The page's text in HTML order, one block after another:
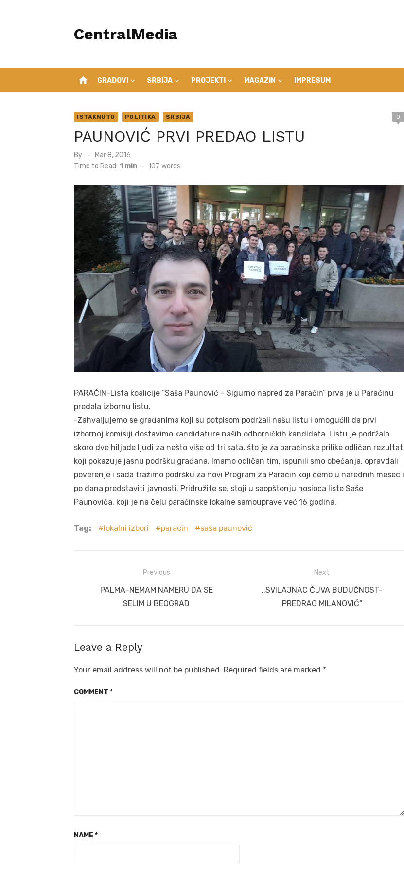
CentralMedia
home GRADOVI SRBIJA PROJEKTI MAGAZIN IMPRESUM
ISTAKNUTO POLITIKA SRBIJA 0
PAUNOVIĆ PRVI PREDAO LISTU
By
Posted
on
Mar 8, 2016
Time to Read: 1 min - 107 words
PARAĆIN-Lista koalicije “Saša Paunović – Sigurno napred za Paraćin” prva je u Paraćinu
predala izbornu listu.
-Zahvaljujemo se građanima koji su potpisom podržali našu listu i omogućili da prvi
izbornoj komisiji dostavimo kandidature naših odborničkih kandidata. Listu je podržalo
skoro dve hiljade ljudi za nešto više od tri sata, što je za paraćinske prilike odličan rezultat
koji pokazuje jasnu podršku građana. Imamo odličan tim, ispunili smo obećanja, opravdali
poverenje i sada tražimo podršku za novi Program za Paraćin koji ćemo u narednih mesec i
po dana predstaviti javnosti. Pridružite se, stoji u saopštenju nosioca liste Saše
Paunovića, koji je na čelu paraćinske lokalne samouprave već 16 godina.
Tag: lokalni izbori paracin saša paunović
navigation
Previous
Previous
PALMA-NEMAM NAMERU DA SE
SELIM U BEOGRAD
Next
Next
,,SVILAJNAC ČUVA BUDUĆNOST-
PREDRAG MILANOVIĆ“
Leave a Reply
Your email address will not be published. Required fields are marked *
COMMENT *
NAME *